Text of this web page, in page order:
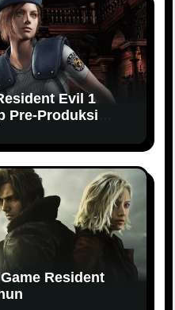
Evil 1
Pre-Produksi
Resident